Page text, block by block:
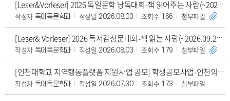
[Leser&Vorleser] 2026 독일문학 낭독대회-책 읽어주는 사람(~2026.09
작성자 독어독문학과 작성일 2026.08.03 조회수 166 첨부파일
[Leser& Vorleser] 2026 독서감상문대회-책 읽는 사람(~2026.09.27
작성자 독어독문학과 작성일 2026.08.03 조회수 179 첨부파일
[인천대학교 지역행동플랫폼 지원사업 공모] 학생공모사업-인천의 내일을 함께 디자인해요!
작성자 독어독문학과 작성일 2026.07.30 조회수 173 첨부파일